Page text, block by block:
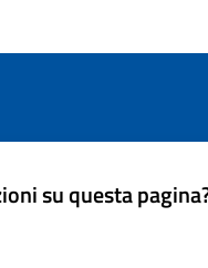
su questa